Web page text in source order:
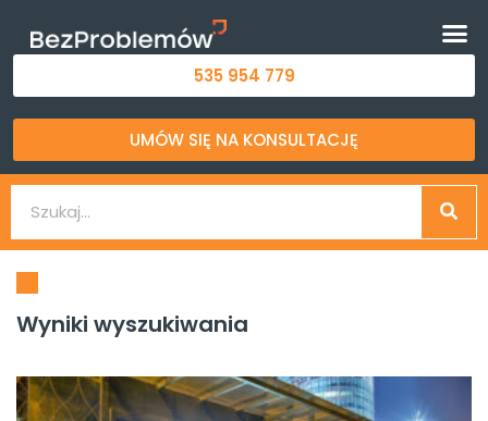
535 954 779
UMÓW SIĘ NA KONSULTACJĘ
Wyniki wyszukiwania